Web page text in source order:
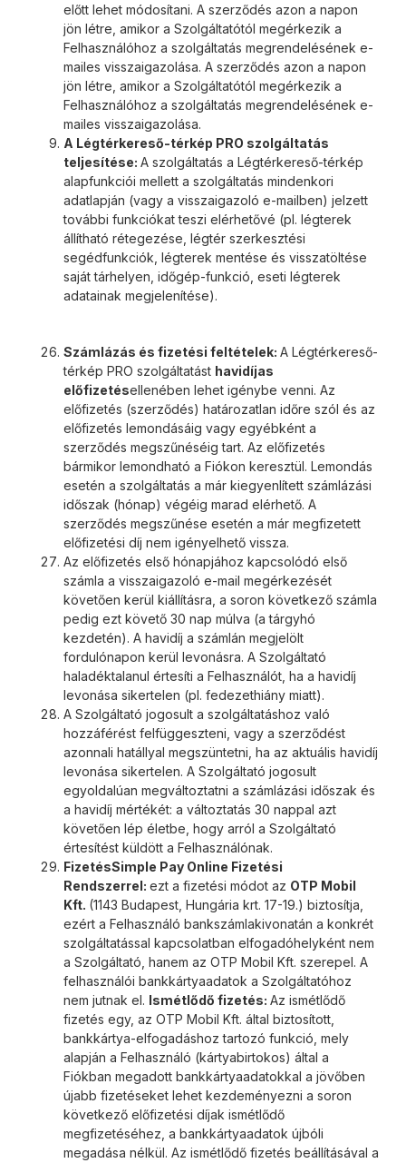
előtt lehet módosítani. A szerződés azon a napon
jön létre, amikor a Szolgáltatótól megérkezik a
Felhasználóhoz a szolgáltatás megrendelésének e-
mailes visszaigazolása. A szerződés azon a napon
jön létre, amikor a Szolgáltatótól megérkezik a
Felhasználóhoz a szolgáltatás megrendelésének e-
mailes visszaigazolása.
A Légtérkereső-térkép PRO szolgáltatás
teljesítése: A szolgáltatás a Légtérkereső-térkép
alapfunkciói mellett a szolgáltatás mindenkori
adatlapján (vagy a visszaigazoló e-mailben) jelzett
további funkciókat teszi elérhetővé (pl. légterek
állítható rétegezése, légtér szerkesztési
segédfunkciók, légterek mentése és visszatöltése
saját tárhelyen, időgép-funkció, eseti légterek
adatainak megjelenítése).
Számlázás és fizetési feltételek: A Légtérkereső-
térkép PRO szolgáltatást havidíjas
előfizetésellenében lehet igénybe venni. Az
előfizetés (szerződés) határozatlan időre szól és az
előfizetés lemondásáig vagy egyébként a
szerződés megszűnéséig tart. Az előfizetés
bármikor lemondható a Fiókon keresztül. Lemondás
esetén a szolgáltatás a már kiegyenlített számlázási
időszak (hónap) végéig marad elérhető. A
szerződés megszűnése esetén a már megfizetett
előfizetési díj nem igényelhető vissza.
Az előfizetés első hónapjához kapcsolódó első
számla a visszaigazoló e-mail megérkezését
követően kerül kiállításra, a soron következő számla
pedig ezt követő 30 nap múlva (a tárgyhó
kezdetén). A havidíj a számlán megjelölt
fordulónapon kerül levonásra. A Szolgáltató
haladéktalanul értesíti a Felhasználót, ha a havidíj
levonása sikertelen (pl. fedezethiány miatt).
A Szolgáltató jogosult a szolgáltatáshoz való
hozzáférést felfüggeszteni, vagy a szerződést
azonnali hatállyal megszüntetni, ha az aktuális havidíj
levonása sikertelen. A Szolgáltató jogosult
egyoldalúan megváltoztatni a számlázási időszak és
a havidíj mértékét: a változtatás 30 nappal azt
követően lép életbe, hogy arról a Szolgáltató
értesítést küldött a Felhasználónak.
FizetésSimple Pay Online Fizetési
Rendszerrel: ezt a fizetési módot az OTP Mobil
Kft. (1143 Budapest, Hungária krt. 17-19.) biztosítja,
ezért a Felhasználó bankszámlakivonatán a konkrét
szolgáltatással kapcsolatban elfogadóhelyként nem
a Szolgáltató, hanem az OTP Mobil Kft. szerepel. A
felhasználói bankkártyaadatok a Szolgáltatóhoz
nem jutnak el. Ismétlődő fizetés: Az ismétlődő
fizetés egy, az OTP Mobil Kft. által biztosított,
bankkártya-elfogadáshoz tartozó funkció, mely
alapján a Felhasználó (kártyabirtokos) által a
Fiókban megadott bankkártyaadatokkal a jövőben
újabb fizetéseket lehet kezdeményezni a soron
következő előfizetési díjak ismétlődő
megfizetéséhez, a bankkártyaadatok újbóli
megadása nélkül. Az ismétlődő fizetés beállításával a